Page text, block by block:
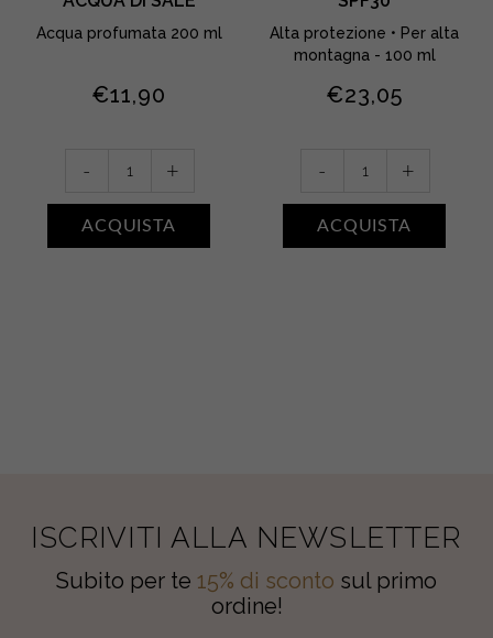
Acqua profumata 200 ml
€11,90
ACQUA
- +
ACQUISTA
Alta protezione • Per alta
montagna - 100 ml
€23,05
- +
ACQUISTA
ISCRIVITI ALLA NEWSLETTER
Subito per te 15% di sconto sul primo
ordine!